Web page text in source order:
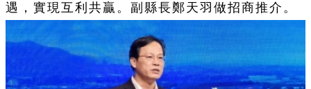
遇，實現互利共贏。副縣長鄭天羽做招商推介。